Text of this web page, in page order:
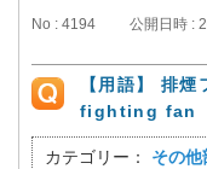
No : 4194 公開日時 :
【用語】 排
fighting fan
カテゴリー：
その他